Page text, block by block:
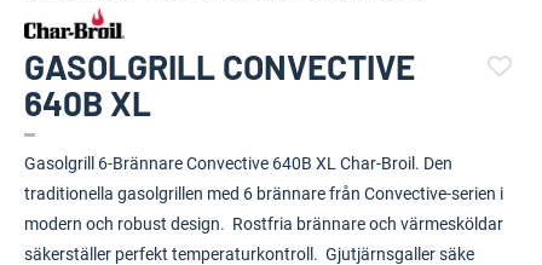
GASOLGRILL CONVECTIVE
640B XL
Gasolgrill 6-Brännare Convective 640B XL Char-Broil. Den
traditionella gasolgrillen med 6 brännare från Convective-serien i
modern och robust design. Rostfria brännare och värmesköldar
säkerställer perfekt temperaturkontroll. Gjutjärnsgaller säke